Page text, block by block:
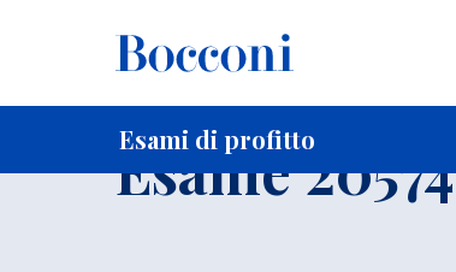
Esami di profitto
Home Per studenti iscritti
Esame 20574